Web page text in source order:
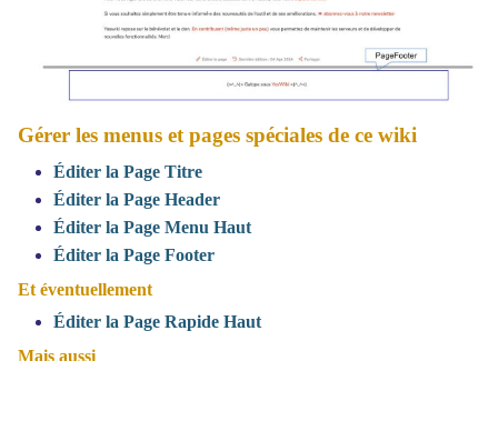
Gérer les menus et pages spéciales de ce wiki
Éditer la Page Titre
Éditer la Page Header
Éditer la Page Menu Haut
Éditer la Page Footer
Et éventuellement
Éditer la Page Rapide Haut
Mais aussi